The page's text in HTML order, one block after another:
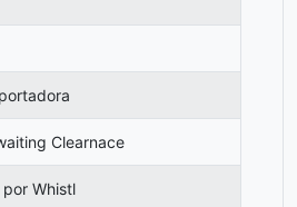
Clearnace
Whistl